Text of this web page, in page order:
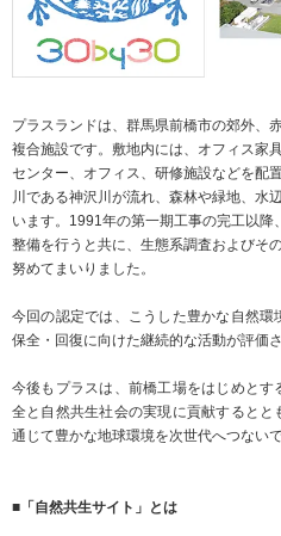
閉
「地域に根ざした学校づくり」への挑
これが私の社会最適
マテリアリティ
プラスグループのマテリアリティ
働く人に満足を。
社会に満足を。
地球環境に満足を。
サステナビリティ関連データ
ESGパフォーマンスデータ
閉
閉
閉
プラスランドは、群馬県前橋市の郊外、
複合施設です。敷地内には、オフィス家
センター、オフィス、研修施設などを配
川である神沢川が流れ、森林や緑地、水
います。1991年の第一期工事の完工以降
整備を行うと共に、生態系調査およびそ
努めてまいりました。
今回の認定では、こうした豊かな自然
保全・回復に向けた継続的な活動が評価さ
今後もプラスは、前橋工場をはじめと
全と自然共生社会の実現に貢献すると
通じて豊かな地球環境を次世代へつない
■「自然共生サイト」とは